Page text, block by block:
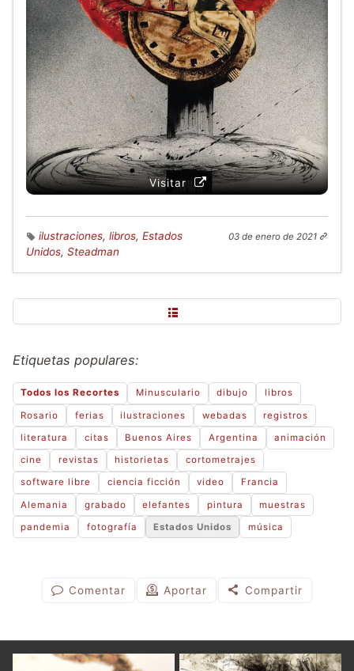
Visitar
ilustraciones, libros, Estados
Unidos, Steadman
03 de enero de 2021
Etiquetas populares:
Todos los Recortes Minusculario dibujo libros
Rosario ferias ilustraciones webadas registros
literatura citas Buenos Aires Argentina animación
cine revistas historietas cortometrajes
software libre ciencia ficción video Francia
Alemania grabado elefantes pintura muestras
pandemia fotografía Estados Unidos música
Comentar Aportar Compartir